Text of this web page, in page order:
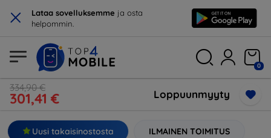
× Lataa sovelluksemme ja osta
helpommin.
0
334,90 €
301,41 € Loppuunmyyty
Uusi takaisinostosta ILMAINEN TOIMITUS